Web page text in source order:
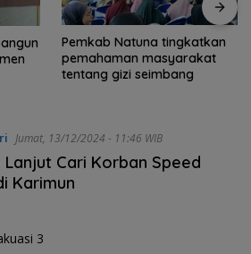
Pemkab Natuna tingkatkan
pemahaman masyarakat
tentang gizi seimbang
Jumat, 13/12/2024 - 11:46 WIB
Lanjut Cari Korban Speed
Karimun